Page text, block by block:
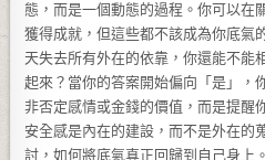
態，而是一個動態的過程。你可以在
獲得成就，但這些都不該成為你底氣
天失去所有外在的依靠，你還能不能
起來？當你的答案開始偏向「是」，
非否定感情或金錢的價值，而是提醒
安全感是內在的建設，而不是外在的
討，如何將底氣真正回歸到自己身上。